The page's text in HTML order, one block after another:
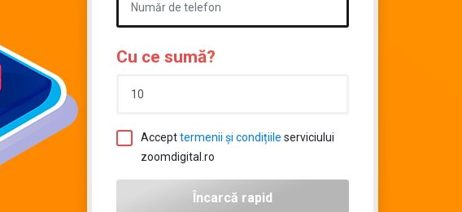
Cu ce sumă?
Accepttermenii și condițiile serviciului
zoomdigital.ro